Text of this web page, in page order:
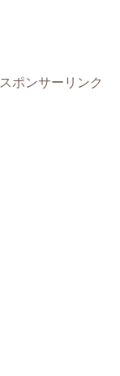
スポンサーリンク